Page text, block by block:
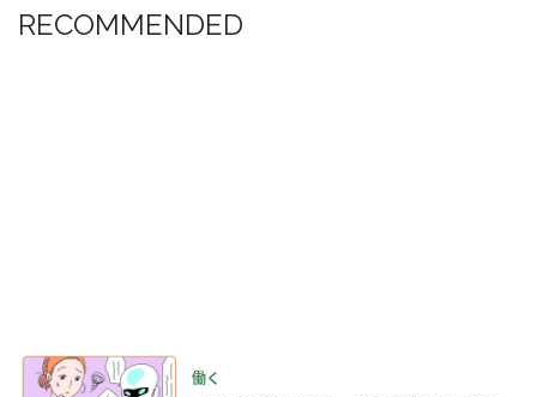
RECOMMENDED
働く